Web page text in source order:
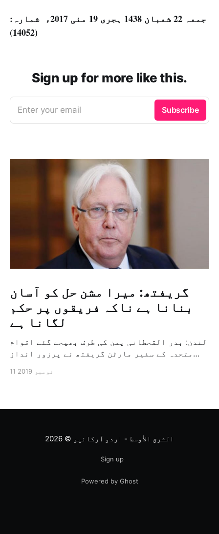
جمعہ 22 شعبان 1438 ہجری­ 19 مئی 2017ء شمارہ:
(14052)
Sign up for more like this.
Enter your email Subscribe
گریفتھ: میرا مشن حل کو آسان
بنانا ہے ناکہ فریقوں پر حکم
لگانا ہے
لندن: بدر القحطانی یمن کی طرف بھیجے گئے اقوام
متحدہ کے سفیر مارٹن گریفتھ نے پرزور انداز
ثالثی اور اس کشمکش کی حدبندی کرنے کے لئے ایک
11 نومبر 2019
الشرق الأوسط - اردو آرکائیو © 2026
Sign up
Powered by Ghost